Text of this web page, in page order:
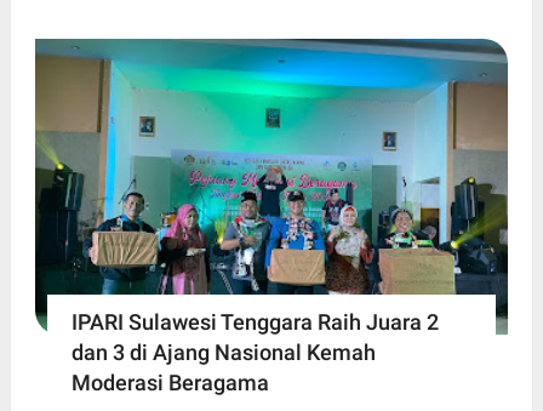
IPARI Sulawesi Tenggara Raih Juara 2
dan 3 di Ajang Nasional Kemah
Moderasi Beragama